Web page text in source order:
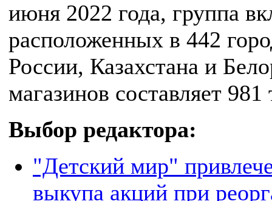
июня 2022 года, группа
расположенных в 442
России, Казахстана и
магазинов составляет
Выбор редактора:
"Детский мир"
выкупа акций при